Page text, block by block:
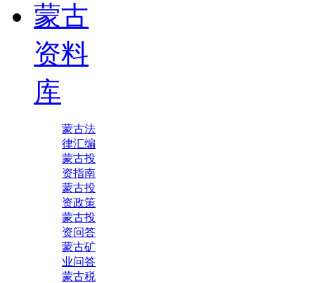
蒙古
资料
库
蒙古法
律汇编
蒙古投
资指南
蒙古投
资政策
蒙古投
资问答
蒙古矿
业问答
蒙古税